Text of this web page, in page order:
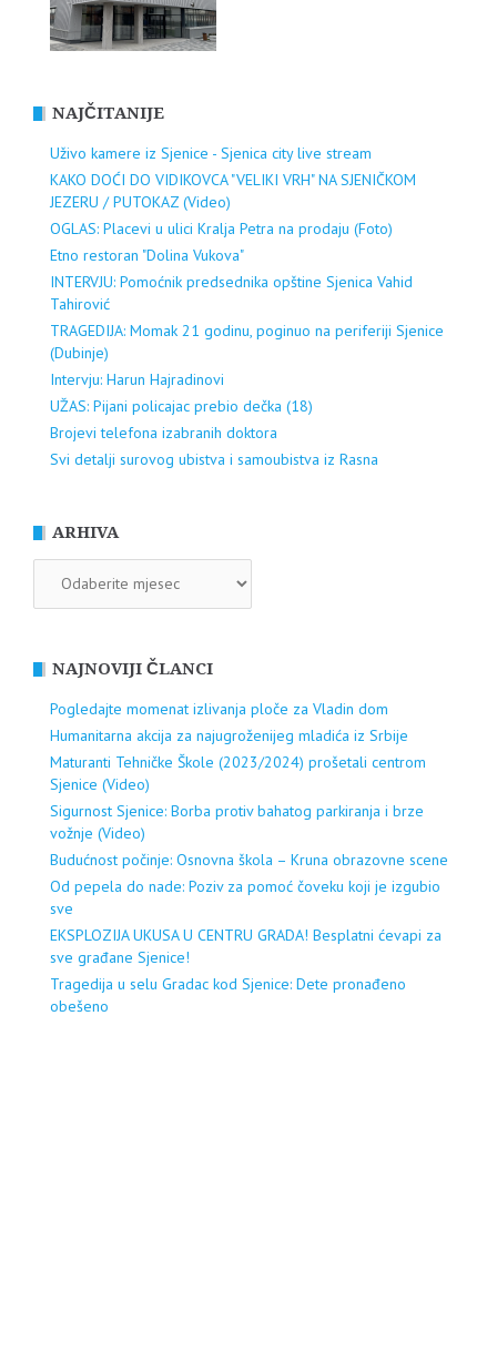
NAJČITANIJE
Uživo kamere iz Sjenice - Sjenica city live stream
KAKO DOĆI DO VIDIKOVCA "VELIKI VRH" NA SJENIČKOM
JEZERU / PUTOKAZ (Video)
OGLAS: Placevi u ulici Kralja Petra na prodaju (Foto)
Etno restoran "Dolina Vukova"
INTERVJU: Pomoćnik predsednika opštine Sjenica Vahid
Tahirović
TRAGEDIJA: Momak 21 godinu, poginuo na periferiji Sjenice
(Dubinje)
Intervju: Harun Hajradinovi
UŽAS: Pijani policajac prebio dečka (18)
Brojevi telefona izabranih doktora
Svi detalji surovog ubistva i samoubistva iz Rasna
ARHIVA
NAJNOVIJI ČLANCI
Pogledajte momenat izlivanja ploče za Vladin dom
Humanitarna akcija za najugroženijeg mladića iz Srbije
Maturanti Tehničke Škole (2023/2024) prošetali centrom
Sjenice (Video)
Sigurnost Sjenice: Borba protiv bahatog parkiranja i brze
vožnje (Video)
Budućnost počinje: Osnovna škola – Kruna obrazovne scene
Od pepela do nade: Poziv za pomoć čoveku koji je izgubio
sve
EKSPLOZIJA UKUSA U CENTRU GRADA! Besplatni ćevapi za
sve građane Sjenice!
Tragedija u selu Gradac kod Sjenice: Dete pronađeno
obešeno